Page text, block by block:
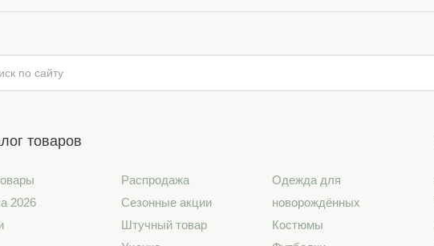
товаров
2026
Распродажа
Сезонные акции
Штучный товар
Одежда для
новорождённых
Костюмы